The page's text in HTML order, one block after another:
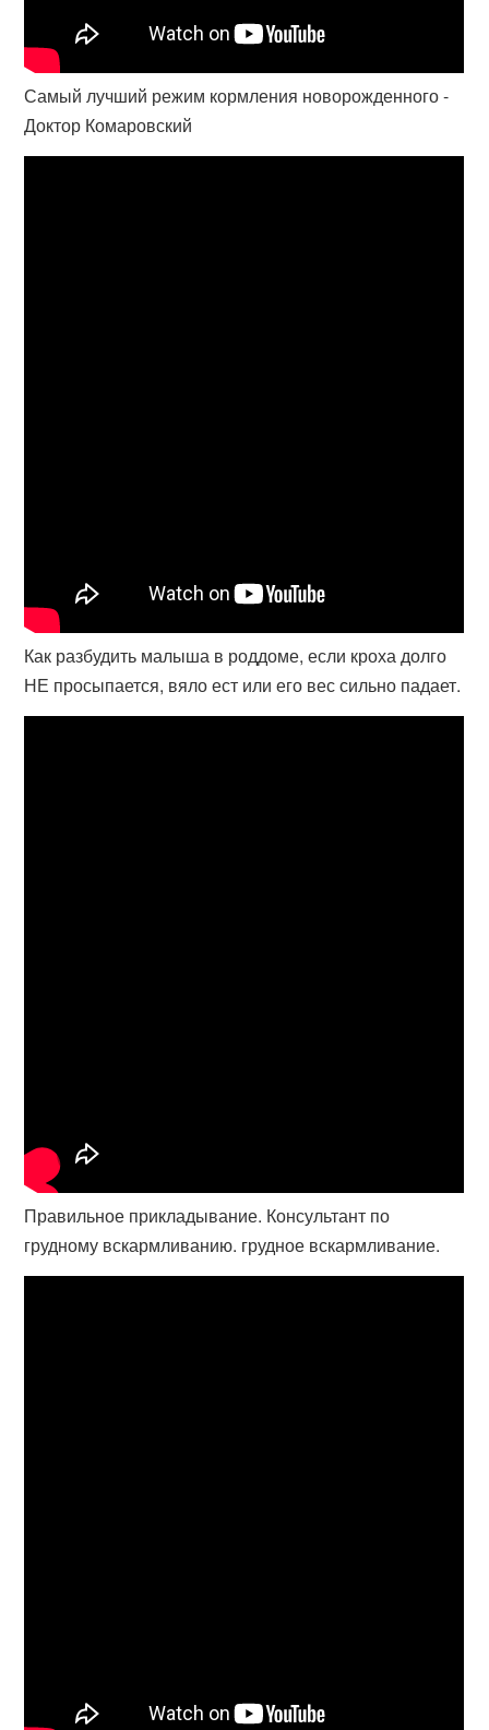
Самый лучший режим кормления новорожденного -
Доктор Комаровский
Как разбудить малыша в роддоме, если кроха долго
НЕ просыпается, вяло ест или его вес сильно падает.
Правильное прикладывание. Консультант по
грудному вскармливанию. грудное вскармливание.